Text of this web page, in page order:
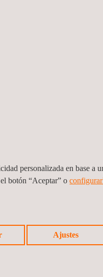
y
Perú
personalizada en base a
el botón “Aceptar” o
Ajustes